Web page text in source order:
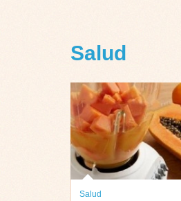
Salud
Salud